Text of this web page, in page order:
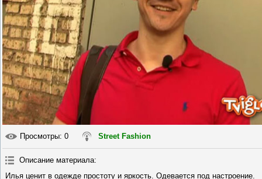
Просмотры: 0 Street Fashion
Описание материала:
Илья ценит в одежде простоту и яркость. Одевается под настроение.